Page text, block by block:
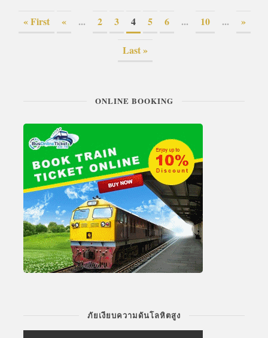
« First « ... 2 3 4 5 6 ... 10 ... »
Last »
ONLINE BOOKING
ภัยเงียบความดันโลหิตสูง